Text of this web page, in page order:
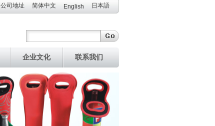
公司地址 简体中文 English 日本語
企业文化 联系我们